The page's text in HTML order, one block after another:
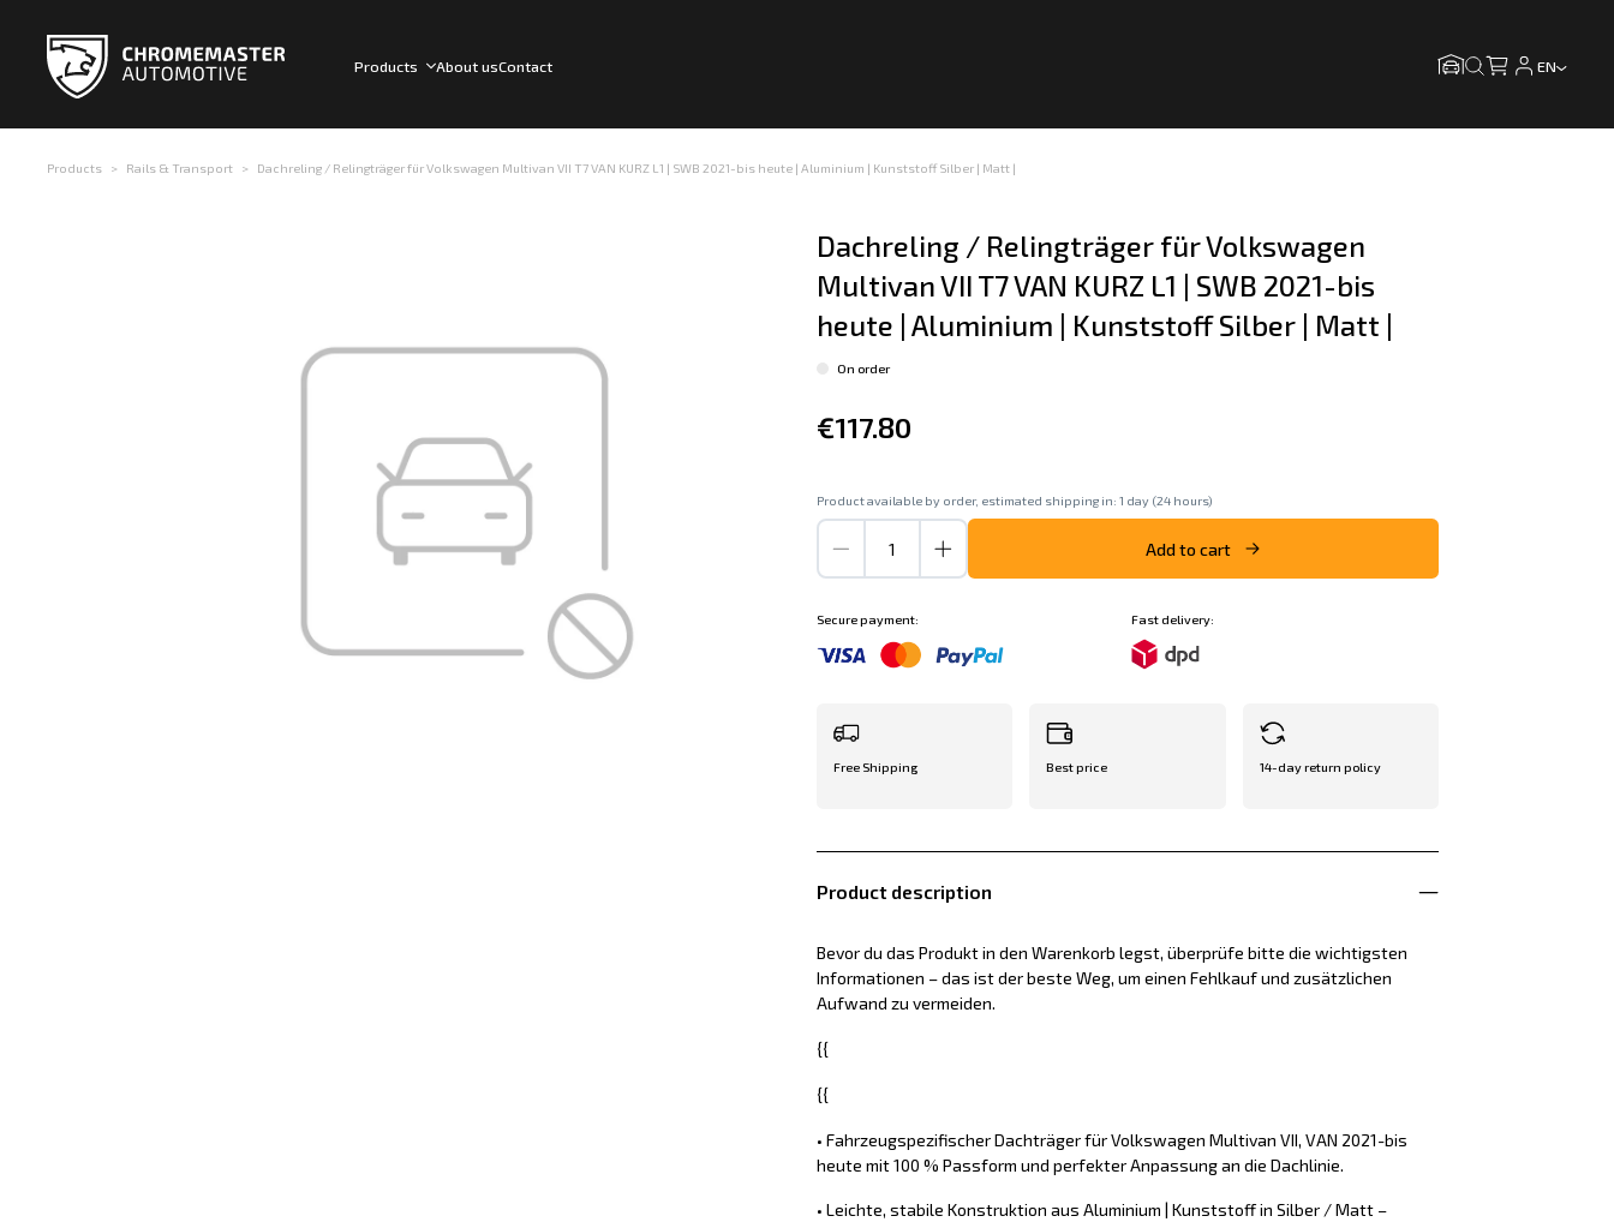
Products About usContact EN
Products Rails & Transport Dachreling / Relingträger für Volkswagen Multivan VII T7 VAN KURZ L1 | SWB 2021-bis heute | Aluminium | Kunststoff Silber | Matt |
Dachreling / Relingträger für Volkswagen
Multivan VII T7 VAN KURZ L1 | SWB 2021-bis
heute | Aluminium | Kunststoff Silber | Matt |
On order
€117.80
Product available by order, estimated shipping in: 1 day (24 hours)
Add to cart
Secure payment: Fast delivery:
Free Shipping Best price 14-day return policy
Product description
Bevor du das Produkt in den Warenkorb legst, überprüfe bitte die wichtigsten
Informationen – das ist der beste Weg, um einen Fehlkauf und zusätzlichen
Aufwand zu vermeiden.
{{
{{
• Fahrzeugspezifischer Dachträger für Volkswagen Multivan VII, VAN 2021-bis
heute mit 100 % Passform und perfekter Anpassung an die Dachlinie.
• Leichte, stabile Konstruktion aus Aluminium | Kunststoff in Silber / Matt –